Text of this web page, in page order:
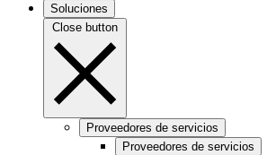
Soluciones
Close button
Proveedores de servicios
Proveedores de servicios